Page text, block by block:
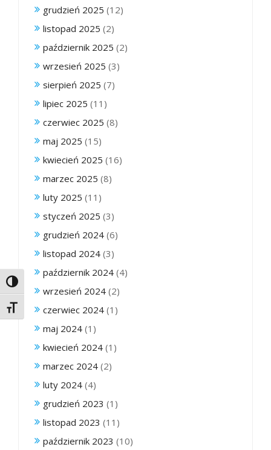
Toggle High Contrast
Toggle Font size
grudzień 2025 (12)
listopad 2025 (2)
październik 2025 (2)
wrzesień 2025 (3)
sierpień 2025 (7)
lipiec 2025 (11)
czerwiec 2025 (8)
maj 2025 (15)
kwiecień 2025 (16)
marzec 2025 (8)
luty 2025 (11)
styczeń 2025 (3)
grudzień 2024 (6)
listopad 2024 (3)
październik 2024 (4)
wrzesień 2024 (2)
czerwiec 2024 (1)
maj 2024 (1)
kwiecień 2024 (1)
marzec 2024 (2)
luty 2024 (4)
grudzień 2023 (1)
listopad 2023 (11)
październik 2023 (10)